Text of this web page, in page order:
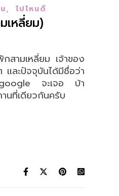
, ไปไหนดี
เหลี่ยม)
สามเหลี่ยม เจ้าของ
และปัจจุบันได้มีชื่อว่า
จะเจอ บ้า
นที่เดียวกันครับ